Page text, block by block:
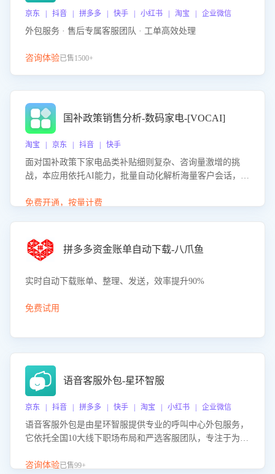
京东 | 抖音 | 拼多多 | 快手 | 小红书 | 淘宝 | 企业微信
外包服务 · 售后专属客服团队 · 工单高效处理
咨询体验已售1500+
国补政策销售分析-数码家电-[VOCAI]
淘宝 | 京东 | 抖音 | 快手
面对国补政策下家电品类补贴细则复杂、咨询量激增的挑
战，本应用依托AI能力，批量自动化解析海量客户会话，精
购买意向，深度洞察决策动因。同时全面评估客服团队政策
度、客服转化能力及销售业绩。
免费开通，按量计费
拼多多资金账单自动下载-八爪鱼
实时自动下载账单、整理、发送，效率提升90%
免费试用
语音客服外包-星环智服
京东 | 抖音 | 拼多多 | 快手 | 淘宝 | 小红书 | 企业微信
语音客服外包是由星环智服提供专业的呼叫中心外包服务，
它依托全国10大线下职场布局和严选客服团队，专注于为企
客服团队和智能工具提升语音客服服务效率和质量，帮助企
咨询体验已售99+